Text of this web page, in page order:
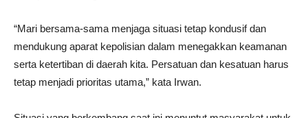
“Mari bersama-sama menjaga situasi tetap kondusif dan
mendukung aparat kepolisian dalam menegakkan keamanan
serta ketertiban di daerah kita. Persatuan dan kesatuan harus
tetap menjadi prioritas utama,” kata Irwan.